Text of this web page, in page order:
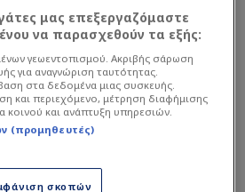
Sato
Tabinas
μη διαθέσιμη
Δοκιμάστε ξανά αργότερα.
μας επεξεργαζόμαστε
να παρασχεθούν τα εξής:
γεωεντοπισμού. Ακριβής σάρωση
για αναγνώριση ταυτότητας.
στα δεδομένα μιας συσκευής.
και περιεχόμενο, μέτρηση διαφήμισης
κοινού και ανάπτυξη υπηρεσιών.
(προμηθευτές)
σκοπών